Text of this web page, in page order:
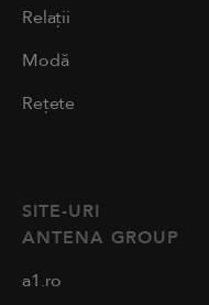
Relații
Modă
Rețete
SITE-URI
ANTENA GROUP
a1.ro